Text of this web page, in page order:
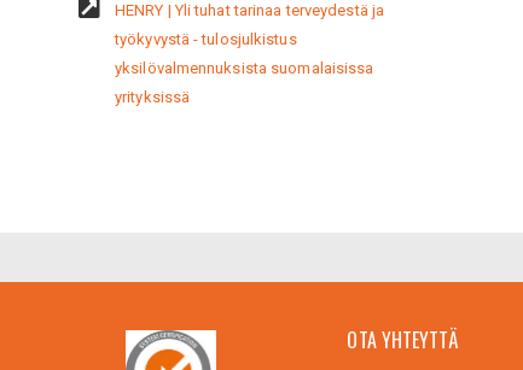
HENRY | Yli tuhat tarinaa terveydestä ja
työkyvystä - tulosjulkistus
yksilövalmennuksista suomalaisissa
yrityksissä
OTA YHTEYTTÄ